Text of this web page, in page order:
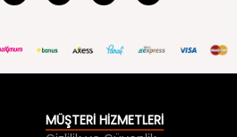
MÜŞTERİ HİZMETLERİ